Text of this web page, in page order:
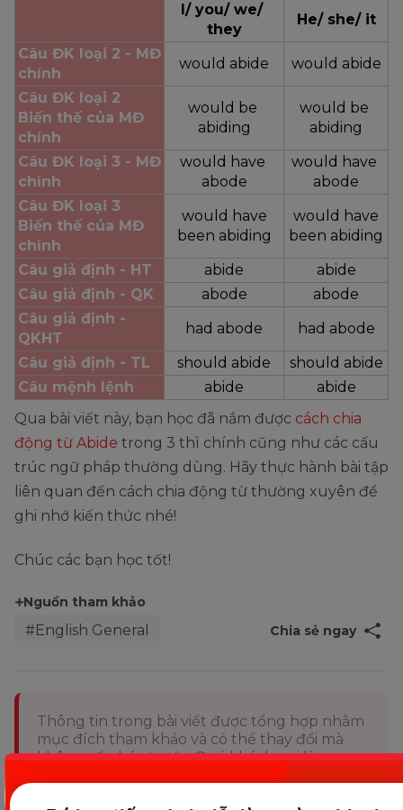
I/ you/ we/
they
He/ she/ it
Câu ĐK loại 2 - MĐ
chính
would abide
would abide
Câu ĐK loại 2
Biến thế của MĐ
chính
would be
abiding
would be
abiding
Câu ĐK loại 3 - MĐ
chính
would have
abode
would have
abode
Câu ĐK loại 3
Biến thế của MĐ
chính
would have
been abiding
would have
been abiding
Câu giả định - HT
abide
abide
Câu giả định - QK
abode
abode
Câu giả định -
QKHT
had abode
had abode
Câu giả định - TL
should abide
should abide
Câu mệnh lệnh
abide
abide
Qua bài viết này, bạn học đã nắm được cách chia
động từ Abide trong 3 thì chính cũng như các cấu
trúc ngữ pháp thường dùng. Hãy thực hành bài tập
liên quan đến cách chia động từ thường xuyên để
ghi nhớ kiến thức nhé!
Chúc các bạn học tốt!
Nguồn tham khảo
#English General Chia sẻ ngay
Thông tin trong bài viết được tổng hợp nhằm
mục đích tham khảo và có thể thay đổi mà
không cần báo trước. Quý khách vui lòng